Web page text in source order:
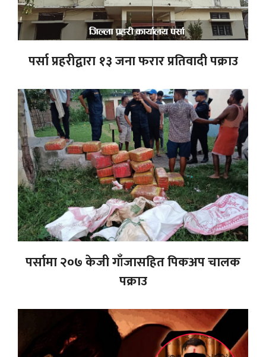
पर्सा प्रहरीद्वारा १३ जना फरार प्रतिवादी पक्राउ
पर्सामा २०७ केजी गाँजासहित पिकअप चालक
पक्राउ